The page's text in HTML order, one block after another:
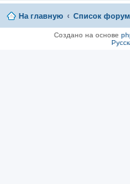
На главную Список
Создано на основе